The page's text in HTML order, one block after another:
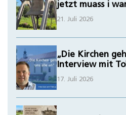
jetzt muass i
21. Juli 2026
„Die Kirchen
Interview mit
17. Juli 2026